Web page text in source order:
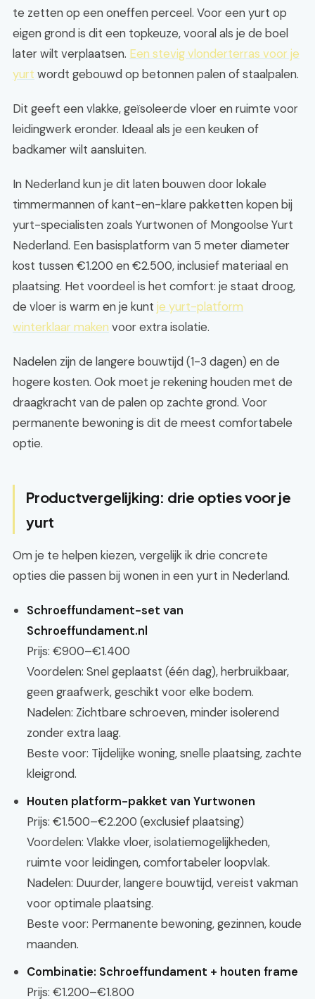
te zetten op een oneffen perceel. Voor een yurt op
eigen grond is dit een topkeuze, vooral als je de boel
later wilt verplaatsen. Een stevig vlonderterras voor je
yurt wordt gebouwd op betonnen palen of staalpalen.
Dit geeft een vlakke, geïsoleerde vloer en ruimte voor
leidingwerk eronder. Ideaal als je een keuken of
badkamer wilt aansluiten.
In Nederland kun je dit laten bouwen door lokale
timmermannen of kant-en-klare pakketten kopen bij
yurt-specialisten zoals Yurtwonen of Mongoolse Yurt
Nederland. Een basisplatform van 5 meter diameter
kost tussen €1.200 en €2.500, inclusief materiaal en
plaatsing. Het voordeel is het comfort: je staat droog,
de vloer is warm en je kunt je yurt-platform
winterklaar maken voor extra isolatie.
Nadelen zijn de langere bouwtijd (1-3 dagen) en de
hogere kosten. Ook moet je rekening houden met de
draagkracht van de palen op zachte grond. Voor
permanente bewoning is dit de meest comfortabele
optie.
Productvergelijking: drie opties voor je
yurt
Om je te helpen kiezen, vergelijk ik drie concrete
opties die passen bij wonen in een yurt in Nederland.
Schroeffundament-set van
Schroeffundament.nl
Prijs: €900–€1.400
Voordelen: Snel geplaatst (één dag), herbruikbaar,
geen graafwerk, geschikt voor elke bodem.
Nadelen: Zichtbare schroeven, minder isolerend
zonder extra laag.
Beste voor: Tijdelijke woning, snelle plaatsing, zachte
kleigrond.
Houten platform-pakket van Yurtwonen
Prijs: €1.500–€2.200 (exclusief plaatsing)
Voordelen: Vlakke vloer, isolatiemogelijkheden,
ruimte voor leidingen, comfortabeler loopvlak.
Nadelen: Duurder, langere bouwtijd, vereist vakman
voor optimale plaatsing.
Beste voor: Permanente bewoning, gezinnen, koude
maanden.
Combinatie: Schroeffundament + houten frame
Prijs: €1.200–€1.800